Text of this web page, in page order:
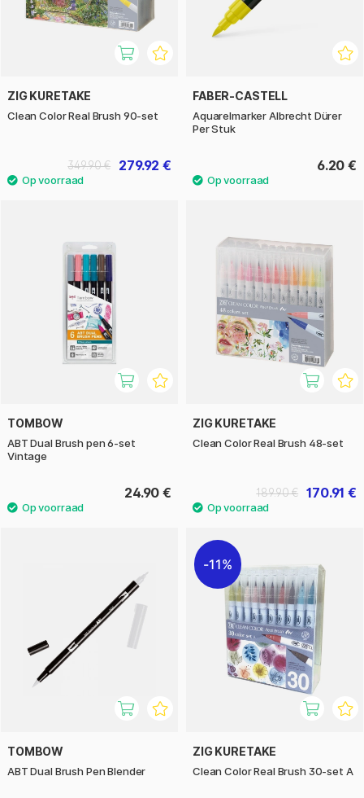
ZIG KURETAKE
Clean Color Real Brush 90-set
279.92 €
349.90 €
FABER-CASTELL
Aquarelmarker Albrecht Dürer
Per Stuk
6.20 €
TOMBOW
ABT Dual Brush pen 6-set
Vintage
24.90 €
ZIG KURETAKE
Clean Color Real Brush 48-set
170.91 €
189.90 €
TOMBOW
ABT Dual Brush Pen Blender
11%
ZIG KURETAKE
Clean Color Real Brush 30-set A